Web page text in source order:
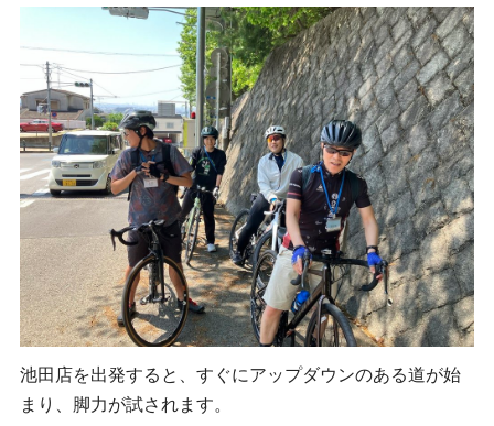
池田店を出発すると、すぐにアップダウンのある道が始
まり、脚力が試されます。